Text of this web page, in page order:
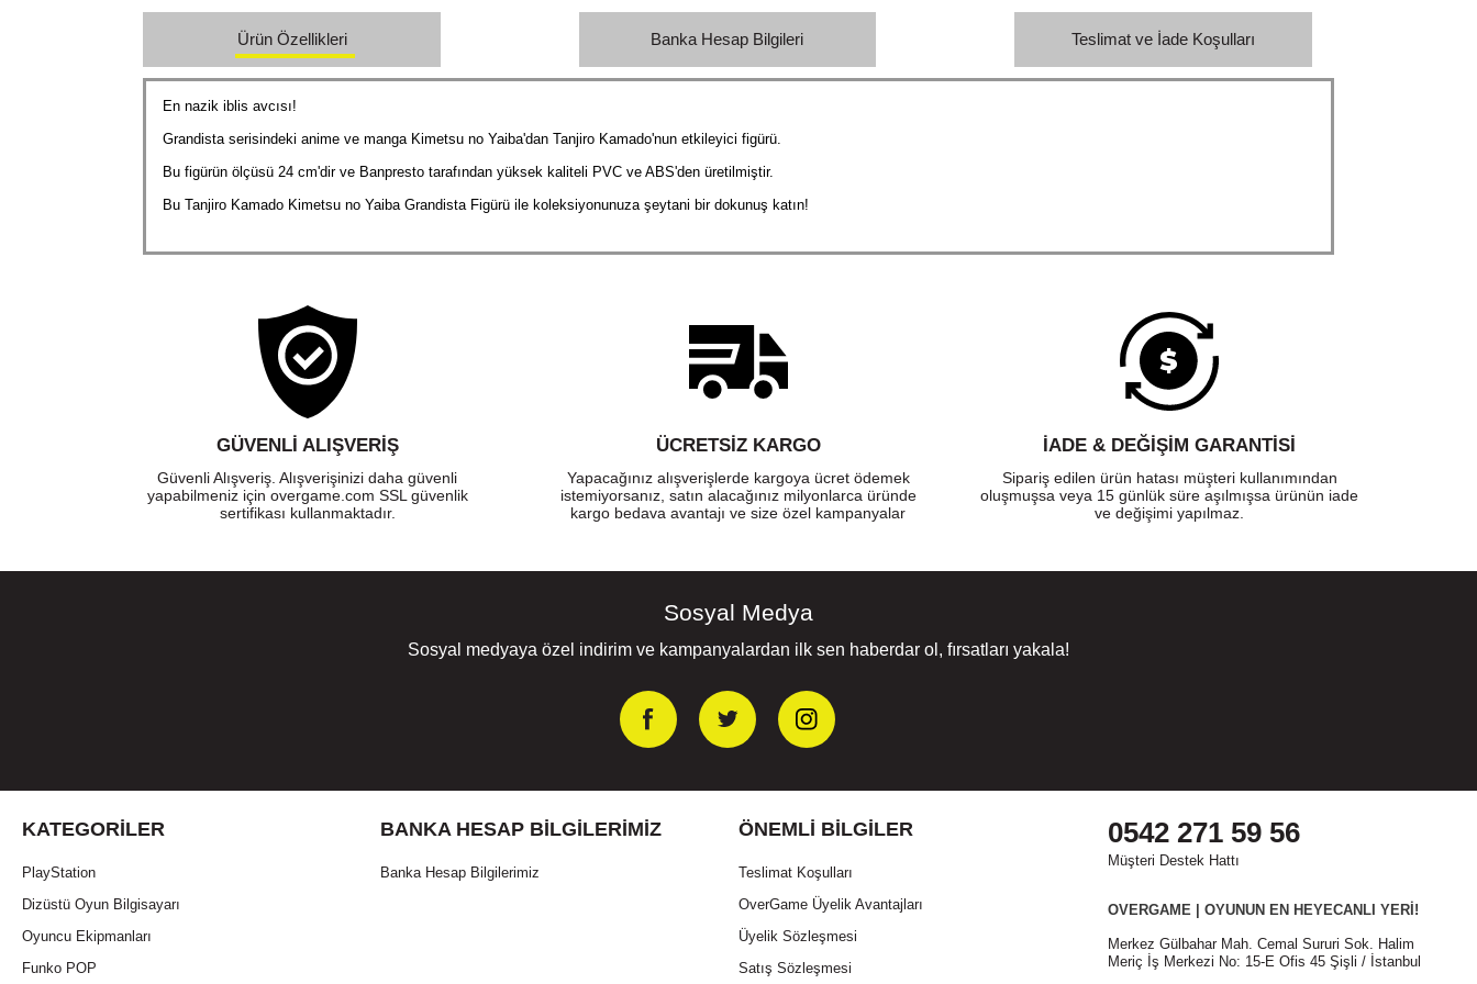
Ürün Özellikleri Banka Hesap Bilgileri Teslimat ve İade Koşulları
En nazik iblis avcısı!
Grandista serisindeki anime ve manga Kimetsu no Yaiba'dan Tanjiro Kamado'nun etkileyici figürü.
Bu figürün ölçüsü 24 cm'dir ve Banpresto tarafından yüksek kaliteli PVC ve ABS'den üretilmiştir.
Bu Tanjiro Kamado Kimetsu no Yaiba Grandista Figürü ile koleksiyonunuza şeytani bir dokunuş katın!
GÜVENLI ALIŞVERIŞ
Güvenli Alışveriş. Alışverişinizi daha güvenli
yapabilmeniz için overgame.com SSL güvenlik
sertifikası kullanmaktadır.
ÜCRETSIZ KARGO
Yapacağınız alışverişlerde kargoya ücret ödemek
istemiyorsanız, satın alacağınız milyonlarca üründe
kargo bedava avantajı ve size özel kampanyalar
İADE & DEĞİŞİM GARANTİSİ
Sipariş edilen ürün hatası müşteri kullanımından
oluşmuşsa veya 15 günlük süre aşılmışsa ürünün iade
ve değişimi yapılmaz.
Sosyal Medya
Sosyal medyaya özel indirim ve kampanyalardan ilk sen haberdar ol, fırsatları yakala!
KATEGORILER
PlayStation
Dizüstü Oyun Bilgisayarı
Oyuncu Ekipmanları
Funko POP
BANKA HESAP BILGILERIMIZ
Banka Hesap Bilgilerimiz
ÖNEMLI BILGILER
Teslimat Koşulları
OverGame Üyelik Avantajları
Üyelik Sözleşmesi
Satış Sözleşmesi
0542 271 59 56
Müşteri Destek Hattı
OVERGAME | OYUNUN EN HEYECANLI YERİ!
Merkez Gülbahar Mah. Cemal Sururi Sok. Halim
Meriç İş Merkezi No: 15-E Ofis 45 Şişli / İstanbul